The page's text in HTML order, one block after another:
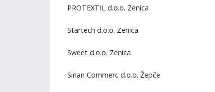
PROTEXTIL d.o.o. Zenica
Startech d.o.o. Zenica
Sweet d.o.o. Zenica
Sinan Commerc d.o.o. Žepče